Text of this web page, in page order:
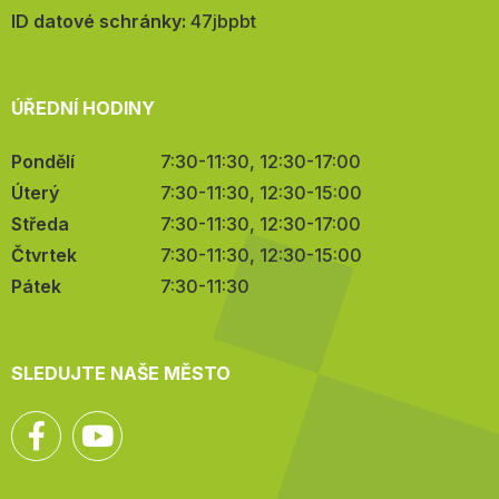
mail:
ID datové schránky: 47jbpbt
ÚŘEDNÍ HODINY
Pondělí
7:30-11:30, 12:30-17:00
Úterý
7:30-11:30, 12:30-15:00
Středa
7:30-11:30, 12:30-17:00
Čtvrtek
7:30-11:30, 12:30-15:00
Pátek
7:30-11:30
SLEDUJTE NAŠE MĚSTO
Facebook